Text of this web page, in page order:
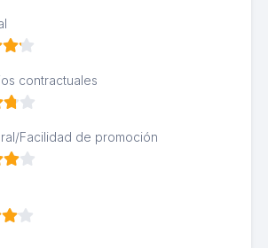
contractuales
Facilidad de promoción